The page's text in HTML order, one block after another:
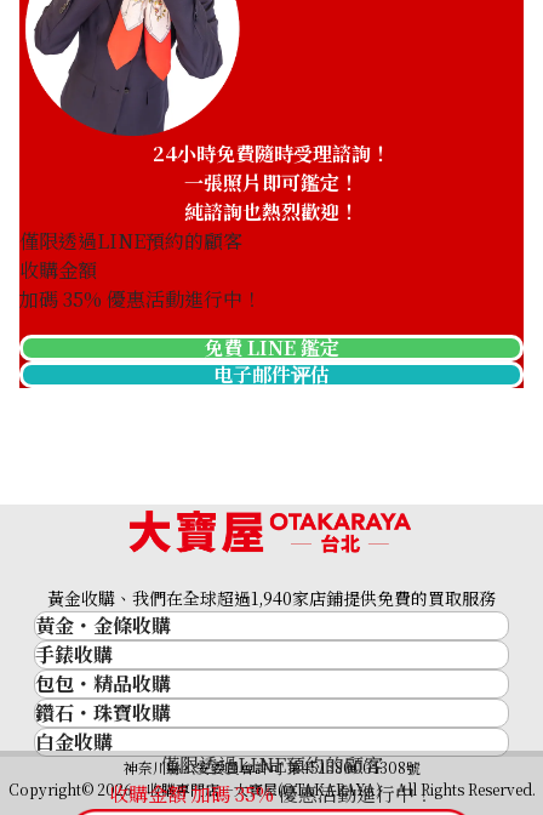
Cat’s eye ring 2.77ct
NTD 21,499
24小時免費隨時受理諮詢！
一張照片即可鑑定！
純諮詢也熱烈歡迎！
僅限透過LINE預約的顧客
收購金額
加碼35% 優惠活動進行中！
免費 LINE 鑑定
电子邮件评估
僅限透過LINE預約的顧客
收購金額 加碼35%優惠活動進行中！
黃金收購、我們在全球超過1,940家店鋪提供免費的買取服務
黃金・金條收購
黃金與貴金屬
金的錠
金幣
黃金過去10年
黃金飾品
手錶收購
名牌手錶
Rolex
Patek Philippe
Audemars Piguet
包包・精品收購
品牌精品
Cartier
LOUIS VUITTON
Hermès
鑽石・珠寶收購
鑽石･珠寶
祖母綠（翠玉）
白金收購
神奈川縣公安委員會許可 第451380001308號
Copyright© 2026 收購專門店—大寶屋(OTAKARAYA) All Rights Reserved.